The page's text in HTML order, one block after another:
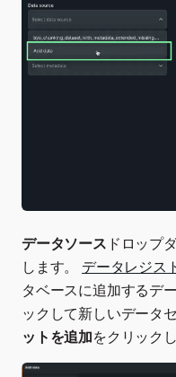
データソース ドロップ
します。 データレジス
タベースに追加するデ
ックして新しいデータ
ットを追加をクリックし